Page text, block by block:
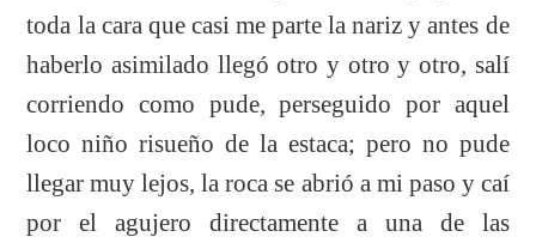
toda la cara que casi me parte la nariz y antes de
haberlo asimilado llegó otro y otro y otro, salí
corriendo como pude, perseguido por aquel
loco niño risueño de la estaca; pero no pude
llegar muy lejos, la roca se abrió a mi paso y caí
por el agujero directamente a una de las